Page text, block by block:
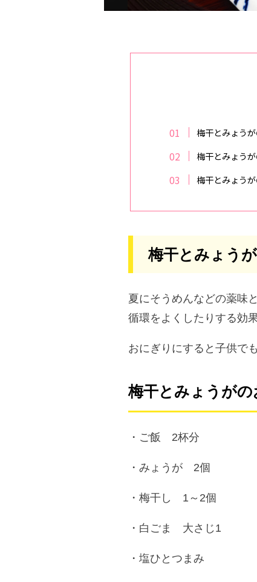
梅干とみょう
梅干とみょう
梅干とみょう
梅干とみょう
夏にそうめんなどの薬味
循環をよくしたりする効
おにぎりにすると子供で
梅干とみょうが
・ご飯 2杯分
・みょうが 2個
・梅干し 1～2個
・白ごま 大さじ1
・塩ひとつまみ